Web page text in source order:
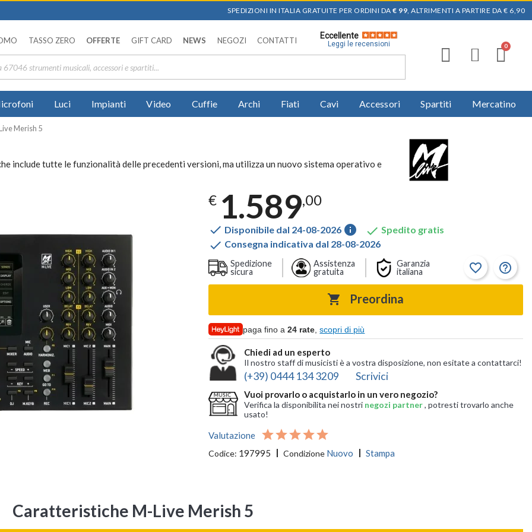
SPEDIZIONI IN ITALIA GRATUITE PER ORDINI DA € 99, ALTRIMENTI A PARTIRE DA € 6,90
TASSO ZERO OFFERTE GIFT CARD NEWS NEGOZI CONTATTI
Eccellente
Leggi le recensioni
Luci Impianti Video Cuffie Archi Fiati Cavi Accessori Spartiti Mercatino
Merish 5
include tutte le funzionalità delle precedenti versioni, ma utilizza un nuovo sistema operativo e
€ 1.589,00
 Disponibile dal 24-08-2026 info  Spedito gratis
 Consegna indicativa dal 28-08-2026
Spedizione
sicura
Assistenza
gratuita
Garanzia
italiana
favorite_border help_outline
 Preordina
paga fino a24 rate ,scopri di più
Chiedi ad un esperto
Il nostro staff di musicisti è a vostra disposizione, non esitate a contattarci!
(+39) 0444 134 3209 Scrivici
Vuoi provarlo o acquistarlo in un vero negozio?
Verifica la disponibilita nei nostri negozi partner, potresti trovarlo anche
usato!
Valutazione
Codice: 197995 Condizione Nuovo Stampa
Caratteristiche M-Live Merish 5